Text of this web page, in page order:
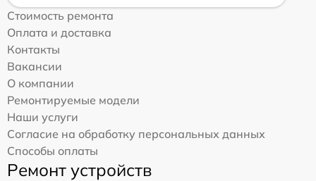
Стоимость ремонта
Оплата и доставка
Контакты
Вакансии
О компании
Ремонтируемые модели
Наши услуги
Согласие на обработку персональных данных
Способы оплаты
Ремонт устройств